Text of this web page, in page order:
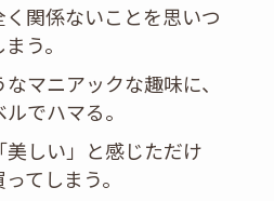
関係ないことを思いつ
う。
マニアックな趣味に、
でハマる。
しい」と感じただけ
てしまう。